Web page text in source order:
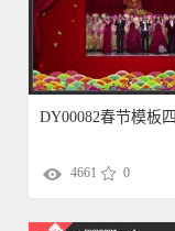
DY00082春节模板
4661 0